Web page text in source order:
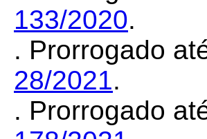
133/2020.
. Prorrogado
28/2021.
. Prorrogado